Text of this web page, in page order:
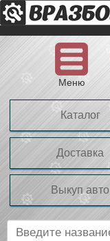
Меню
Каталог
Доставка
Выкуп авто